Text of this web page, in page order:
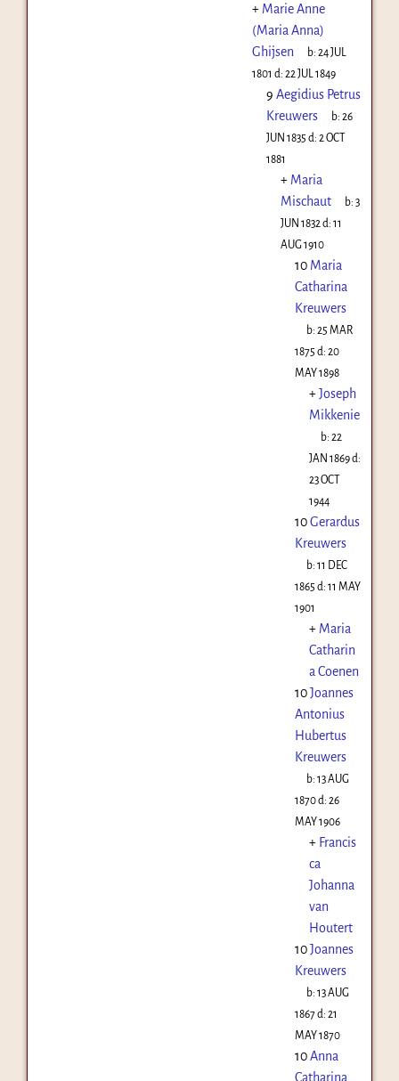
+ Marie Anne
(Maria Anna)
Ghijsen
b:24 JUL
1801 d: 22 JUL 1849
9 Aegidius Petrus
Kreuwers
b:26
JUN 1835 d: 2 OCT
1881
+ Maria
Mischaut
b:3
JUN 1832 d: 11
AUG 1910
10 Maria
Catharina
Kreuwers
b:25 MAR
1875 d: 20
MAY 1898
+Joseph
Mikkenie
b:22
JAN 1869d:
23 OCT
1944
10Gerardus
Kreuwers
b:11 DEC
1865 d: 11 MAY
1901
+ Maria
Catharin
a Coenen
10Joannes
Antonius
Hubertus
Kreuwers
b:13 AUG
1870d: 26
MAY 1906
+ Francis
ca
Johanna
van
Houtert
10Joannes
Kreuwers
b:13 AUG
1867d: 21
MAY 1870
10Anna
Catharina